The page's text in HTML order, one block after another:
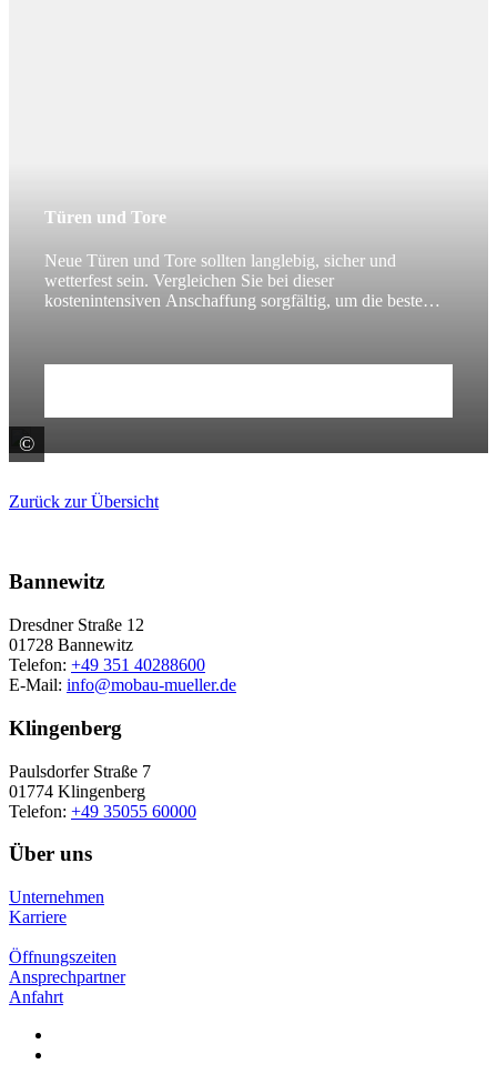
©
Türen und Tore
Neue Türen und Tore sollten langlebig, sicher und
wetterfest sein. Vergleichen Sie bei dieser
kostenintensiven Anschaffung sorgfältig, um die beste
Zurück zur Übersicht
Bannewitz
Dresdner Straße 12
01728 Bannewitz
Telefon: +49 351 40288600
E-Mail: info@mobau-mueller.de
Klingenberg
Paulsdorfer Straße 7
01774 Klingenberg
Telefon: +49 35055 60000
Über uns
Unternehmen
Karriere
Öffnungszeiten
Ansprechpartner
Anfahrt